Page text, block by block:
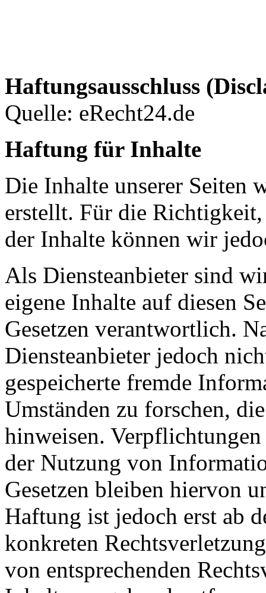
Haftungsausschluss
Quelle: eRecht24.de
Haftung für Inhalte
Die Inhalte unserer Seiten
erstellt. Für die
der Inhalte können wir
Als Diensteanbieter sind
eigene Inhalte auf diesen
Gesetzen verantwortlich.
Diensteanbieter jedoch
gespeicherte fremde
Umständen zu forschen,
hinweisen.
der Nutzung von
Gesetzen bleiben hiervon
Haftung ist jedoch erst ab
konkreten
von entsprechenden